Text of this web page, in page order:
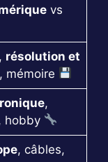
vs
résolution et
mémoire
,
hobby
, câbles,